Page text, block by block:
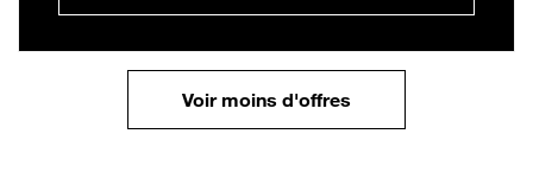
Voir moins d'offres